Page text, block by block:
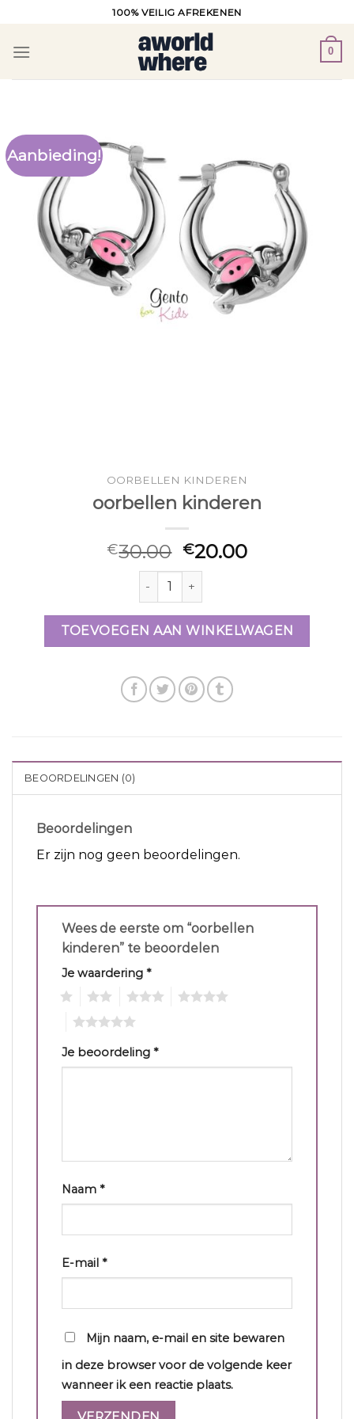
inhoud
100% VEILIG AFREKENEN
0
Aanbieding!
OORBELLEN KINDEREN
oorbellen kinderen
€30.00 €20.00
oorbellen kinderen aantal
TOEVOEGEN AAN WINKELWAGEN
BEOORDELINGEN (0)
Beoordelingen
Er zijn nog geen beoordelingen.
Wees de eerste om “oorbellen
kinderen” te beoordelen
Je waardering *
Je beoordeling *
Naam *
E-mail *
Mijn naam, e-mail en site bewaren
in deze browser voor de volgende keer
wanneer ik een reactie plaats.